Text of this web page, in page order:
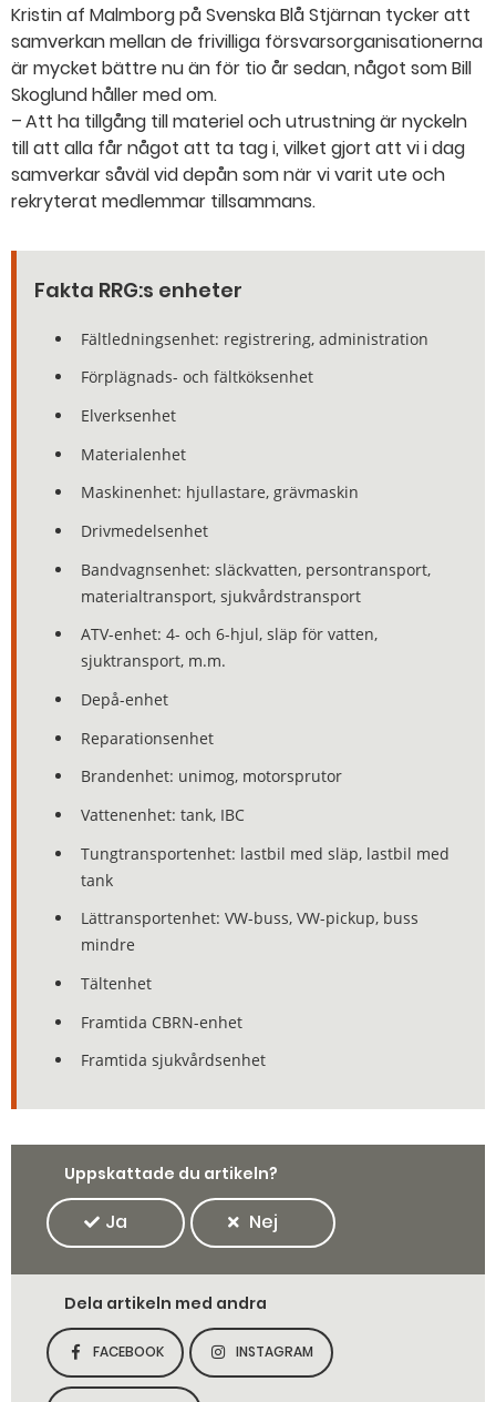
Kristin af Malmborg på Svenska Blå Stjärnan tycker att
samverkan mellan de frivilliga försvarsorganisationerna
är mycket bättre nu än för tio år sedan, något som Bill
Skoglund håller med om.
– Att ha tillgång till materiel och utrustning är nyckeln
till att alla får något att ta tag i, vilket gjort att vi i dag
samverkar såväl vid depån som när vi varit ute och
rekryterat medlemmar tillsammans.
Fakta RRG:s enheter
Fältledningsenhet: registrering, administration
Förplägnads- och fältköksenhet
Elverksenhet
Materialenhet
Maskinenhet: hjullastare, grävmaskin
Drivmedelsenhet
Bandvagnsenhet: släckvatten, persontransport,
materialtransport, sjukvårdstransport
ATV-enhet: 4- och 6-hjul, släp för vatten,
sjuktransport, m.m.
Depå-enhet
Reparationsenhet
Brandenhet: unimog, motorsprutor
Vattenenhet: tank, IBC
Tungtransportenhet: lastbil med släp, lastbil med
tank
Lättransportenhet: VW-buss, VW-pickup, buss
mindre
Tältenhet
Framtida CBRN-enhet
Framtida sjukvårdsenhet
Uppskattade du artikeln?
Ja Nej
Dela artikeln med andra
DELA SIDAN PÅ
FACEBOOK
DELA SIDAN PÅ
INSTAGRAM